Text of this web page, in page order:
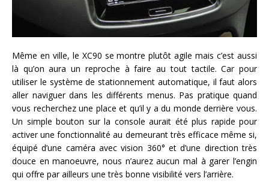
Même en ville, le XC90 se montre plutôt agile mais c’est aussi
là qu’on aura un reproche à faire au tout tactile. Car pour
utiliser le système de stationnement automatique, il faut alors
aller naviguer dans les différents menus. Pas pratique quand
vous recherchez une place et qu’il y a du monde derrière vous.
Un simple bouton sur la console aurait été plus rapide pour
activer une fonctionnalité au demeurant très efficace même si,
équipé d’une caméra avec vision 360° et d’une direction très
douce en manoeuvre, nous n’aurez aucun mal à garer l’engin
qui offre par ailleurs une très bonne visibilité vers l’arrière.